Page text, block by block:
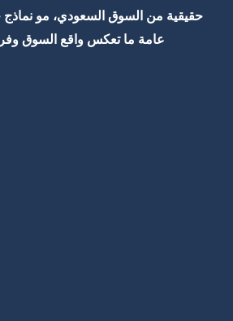
حقيقية من السوق السعودي، مو نماذج
عامة ما تعكس واقع السوق